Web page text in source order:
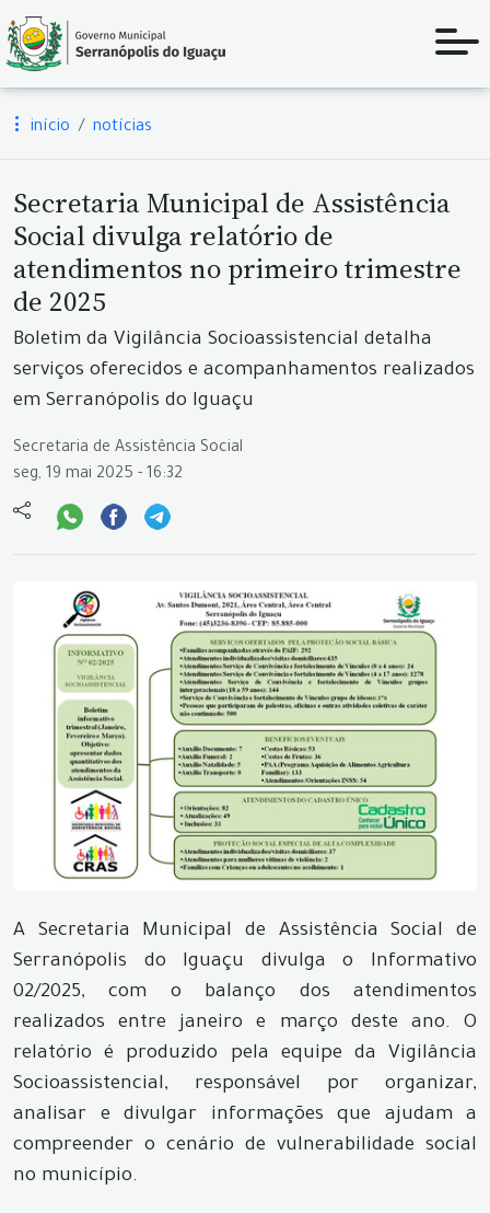
início notícias
Secretaria Municipal de Assistência
Social divulga relatório de
atendimentos no primeiro trimestre
de 2025
Boletim da Vigilância Socioassistencial detalha
serviços oferecidos e acompanhamentos realizados
em Serranópolis do Iguaçu
Secretaria de Assistência Social
seg, 19 mai 2025 - 16:32
A Secretaria Municipal de Assistência Social de
Serranópolis do Iguaçu divulga o Informativo
02/2025, com o balanço dos atendimentos
realizados entre janeiro e março deste ano. O
relatório é produzido pela equipe da Vigilância
Socioassistencial, responsável por organizar,
analisar e divulgar informações que ajudam a
compreender o cenário de vulnerabilidade social
no município.